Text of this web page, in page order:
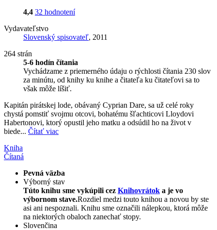
4,4 32 hodnotení
Vydavateľstvo
Slovenský spisovateľ, 2011
264 strán
5-6 hodín čítania
Vychádzame z priemerného údaju o rýchlosti čítania 230 slov
za minútu, od knihy ku knihe a čitateľa ku čitateľovi sa to
však môže líšiť.
Kapitán pirátskej lode, obávaný Cyprian Dare, sa už celé roky
chystá pomstiť svojmu otcovi, bohatému šľachticovi Lloydovi
Habertonovi, ktorý opustil jeho matku a odsúdil ho na život v
biede... Čítať viac
Kniha
Čítaná
Pevná väzba
Výborný stav
Túto knihu sme vykúpili cez Knihovrátok a je vo
výbornom stave.Rozdiel medzi touto knihou a novou by ste
asi ani nespoznali. Knihu sme označili nálepkou, ktorá môže
na niektorých obaloch zanechať stopy.
Slovenčina